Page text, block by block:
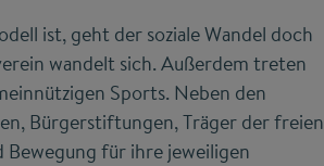
ist, geht der soziale Wandel doch
wandelt sich. Außerdem treten
Sports. Neben den
Bürgerstiftungen, Träger der freien
für ihre jeweiligen